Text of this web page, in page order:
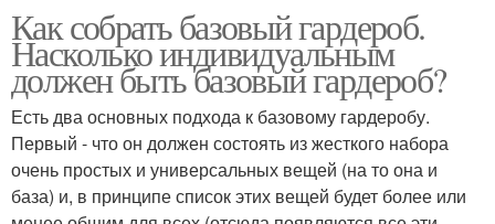
Как собрать базовый гардероб.
Насколько индивидуальным
должен быть базовый гардероб?
Есть два основных подхода к базовому гардеробу.
Первый - что он должен состоять из жесткого набора
очень простых и универсальных вещей (на то она и
база) и, в принципе список этих вещей будет более или